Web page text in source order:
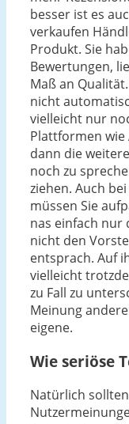
besser ist es
verkaufen
Produkt. Sie
Bewertungen,
Maß an
nicht
vielleicht nur
Plattformen wie
dann die
noch zu
ziehen. Auch
müssen Sie
nas einfach nur
nicht den
entsprach. Auf
vielleicht
zu Fall zu
Meinung
eigene.
Wie seriöse
Natürlich